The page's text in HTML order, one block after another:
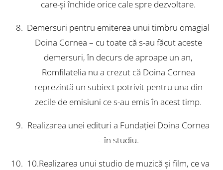
care-şi închide orice cale spre dezvoltare.
Demersuri pentru emiterea unui timbru omagial
Doina Cornea – cu toate că s-au făcut aceste
demersuri, în decurs de aproape un an,
Romfilatelia nu a crezut că Doina Cornea
reprezintă un subiect potrivit pentru una din
zecile de emisiuni ce s-au emis în acest timp.
Realizarea unei edituri a Fundaţiei Doina Cornea
– în studiu.
10.Realizarea unui studio de muzică şi film, ce va